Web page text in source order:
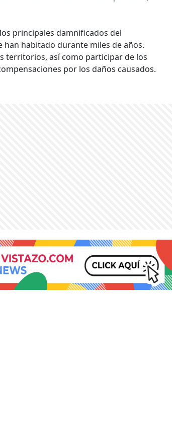
principales damnificados del
habitado durante miles de años.
territorios, así como participar de los
por los daños causados.